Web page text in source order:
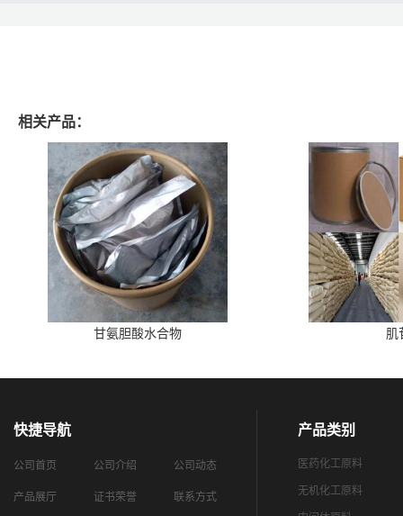
相关产品：
甘氨胆酸水合物 肌
快捷导航
公司首页 公司介绍 公司动态
产品展厅 证书荣誉 联系方式
产品类别
医药化工原料
无机化工原料